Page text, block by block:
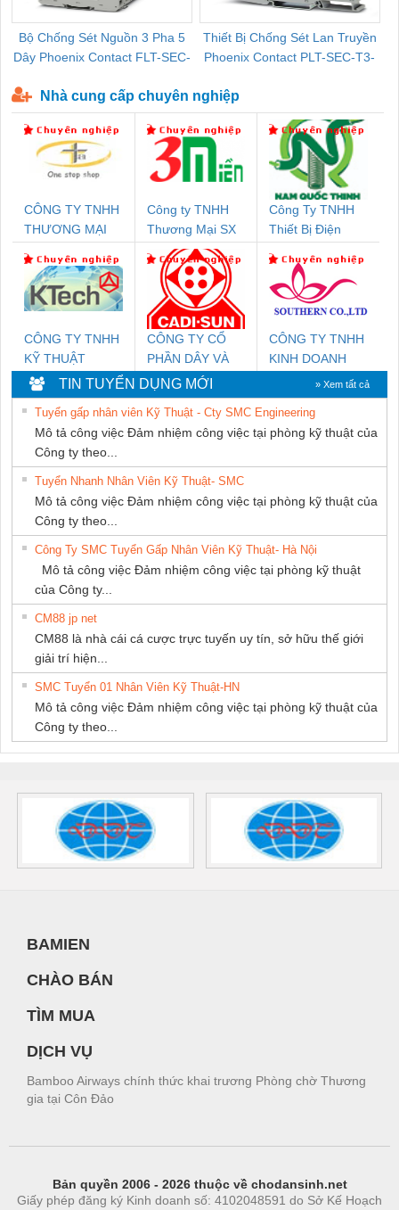
Bộ Chống Sét Nguồn 3 Pha 5
Dây Phoenix Contact FLT-SEC-
Thiết Bị Chống Sét Lan Truyền
Phoenix Contact PLT-SEC-T3-
Nhà cung cấp chuyên nghiệp
CÔNG TY TNHH
THƯƠNG MẠI
NAM
Công ty TNHH
Thương Mại SX
Ba Miền
Công Ty TNHH
Thiết Bị Điện
CÔNG TY TNHH
KỸ THUẬT
KTECH VIỆT
NAM
CÔNG TY CỔ
PHẦN DÂY VÀ
CÁP ĐIỆN
THƯỢNG ĐÌNH
CÔNG TY TNHH
KINH DOANH
DỊCH VỤ XNK
PHƯƠNG NAM
TIN TUYỂN DỤNG MỚI » Xem tất cả
Tuyển gấp nhân viên Kỹ Thuật - Cty SMC Engineering
Mô tả công việc Đảm nhiệm công việc tại phòng kỹ thuật của
Công ty theo...
Tuyển Nhanh Nhân Viên Kỹ Thuật- SMC
Mô tả công việc Đảm nhiệm công việc tại phòng kỹ thuật của
Công ty theo...
Công Ty SMC Tuyển Gấp Nhân Viên Kỹ Thuật- Hà Nội
Mô tả công việc Đảm nhiệm công việc tại phòng kỹ thuật
của Công ty...
CM88 jp net
CM88 là nhà cái cá cược trực tuyến uy tín, sở hữu thế giới
giải trí hiện...
SMC Tuyển 01 Nhân Viên Kỹ Thuật-HN
Mô tả công việc Đảm nhiệm công việc tại phòng kỹ thuật của
Công ty theo...
BAMIEN
CHÀO BÁN
TÌM MUA
DỊCH VỤ
Bamboo Airways chính thức khai trương Phòng chờ Thương
gia tại Côn Đảo
Bản quyền 2006 - 2026 thuộc về chodansinh.net
Giấy phép đăng ký Kinh doanh số: 4102048591 do Sở Kế Hoạch